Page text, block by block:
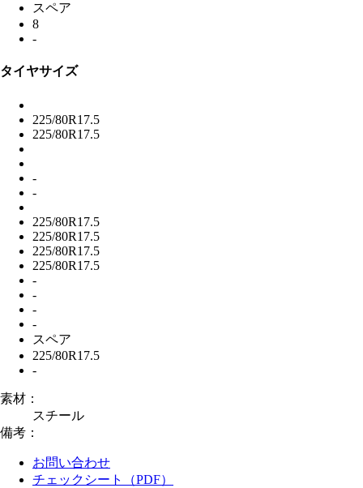
スペア
8
-
タイヤサイズ
225/80R17.5
225/80R17.5
-
-
225/80R17.5
225/80R17.5
225/80R17.5
225/80R17.5
-
-
-
-
スペア
225/80R17.5
-
素材：
スチール
備考：
お問い合わせ
チェックシート（PDF）